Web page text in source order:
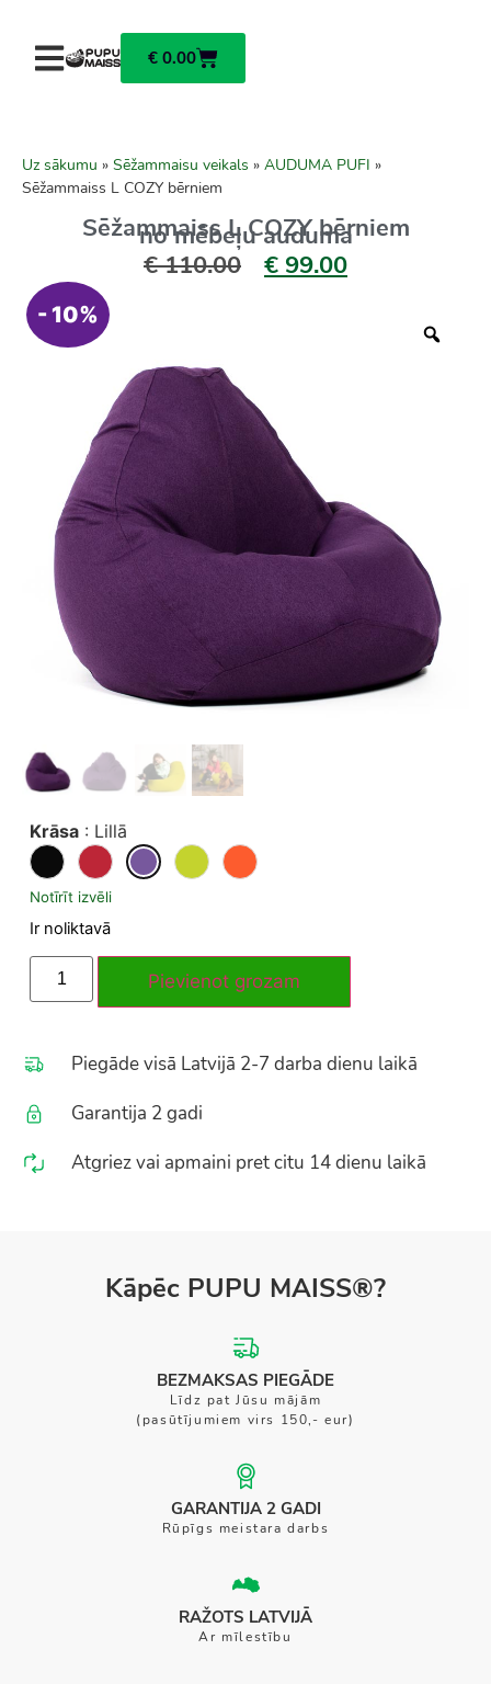
€ 0.00
Uz sākumu » Sēžammaisu veikals » AUDUMA PUFI »
Sēžammaiss L COZY bērniem
Sēžammaiss L COZY bērniem
no mēbeļu auduma
€110.00 € 99.00
- 10%
Krāsa : Lillā
Notīrīt izvēli
Ir noliktavā
Pievienot grozam
Piegāde visā Latvijā 2-7 darba dienu laikā
Garantija 2 gadi
Atgriez vai apmaini pret citu 14 dienu laikā
Kāpēc PUPU MAISS®?
BEZMAKSAS PIEGĀDE
Līdz pat Jūsu mājām
(pasūtījumiem virs 150,- eur)
GARANTIJA 2 GADI
Rūpīgs meistara darbs
RAŽOTS LATVIJĀ
Ar mīlestību